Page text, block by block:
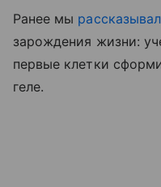
Ранее мы
зарождения жизни:
первые клетки
геле.